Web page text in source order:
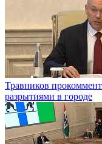
Травников
разрытиями в городе